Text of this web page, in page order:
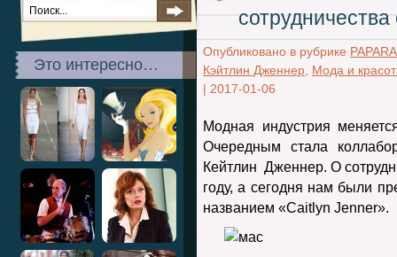
Это интересно…
Опубликовано в рубрике
Кэйтлин Дженнер Мода и
| 2017-01-06
Модная индустрия
Очередным стала
Кейтлин Дженнер. О
году, а сегодня нам были
названием «Caitlyn Jenner».